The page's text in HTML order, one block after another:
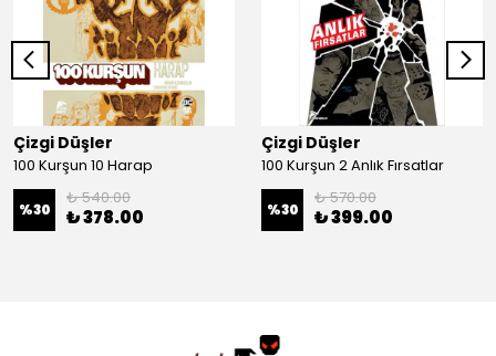
Çizgi Düşler
100 Kurşun 10 Harap
%30
₺ 540.00
₺ 378.00
Çizgi Düşler
100 Kurşun 2 Anlık Fırsatlar
%30
₺ 570.00
₺ 399.00